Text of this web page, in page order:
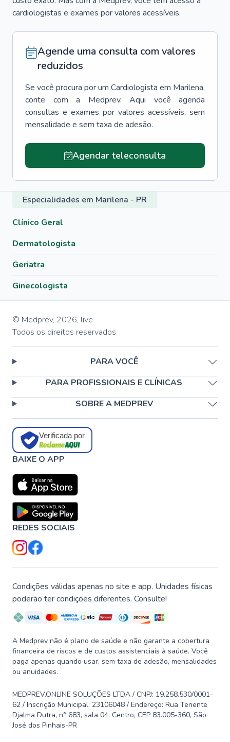
cardiologistas e exames por valores acessíveis.
Agende uma consulta com valores
reduzidos
Se você procura por um Cardiologista em Marilena,
conte com a Medprev. Aqui você agenda
consultas e exames por valores acessíveis, sem
mensalidade e sem taxa de adesão.
Agendar teleconsulta
Especialidades em Marilena - PR
Clínico Geral
Dermatologista
Geriatra
Ginecologista
© Medprev, 2026, live
Todos os direitos reservados
PARA VOCÊ
PARA PROFISSIONAIS E CLÍNICAS
SOBRE A MEDPREV
Verificada por
BAIXE O APP
REDES SOCIAIS
Condições válidas apenas no site e app. Unidades físicas
poderão ter condições diferentes. Consulte!
A Medprev não é plano de saúde e não garante a cobertura
financeira de riscos e de custos assistenciais à saúde. Você
paga apenas quando usar, sem taxa de adesão, mensalidades
ou anuidades.
MEDPREV.ONLINE SOLUÇÕES LTDA / CNPJ: 19.258.530/0001-
62 / Inscrição Municipal: 23106048 / Endereço: Rua Tenente
Djalma Dutra, n° 683, sala 04, Centro, CEP 83.005-360, São
José dos Pinhais-PR